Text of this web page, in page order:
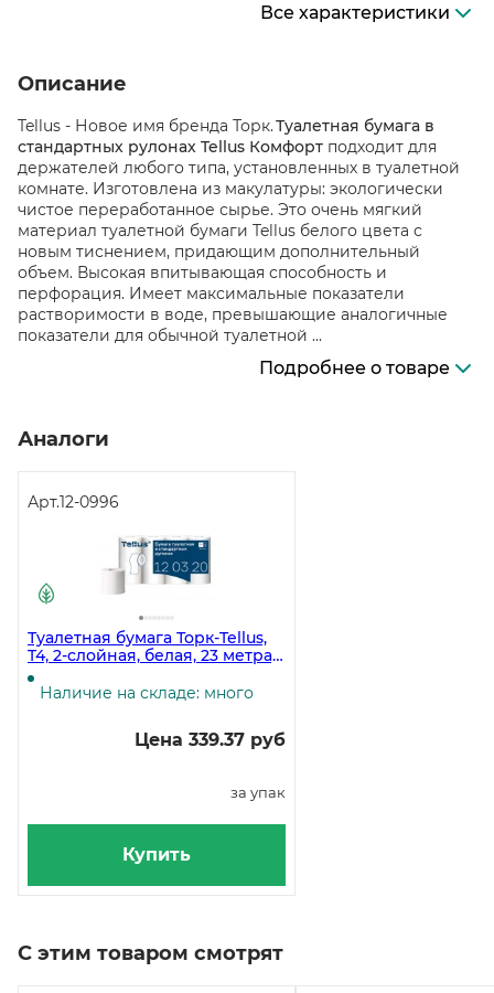
Все характеристики
Описание
Tellus - Новое имя бренда Торк.Туалетная бумага в
стандартных рулонах Tellus Комфорт подходит для
держателей любого типа, установленных в туалетной
комнате. Изготовлена из макулатуры: экологически
чистое переработанное сырье. Это очень мягкий
материал туалетной бумаги Tellus белого цвета с
новым тиснением, придающим дополнительный
объем. Высокая впитывающая способность и
перфорация. Имеет максимальные показатели
растворимости в воде, превышающие аналогичные
показатели для обычной туалетной ...
Подробнее о товаре
Аналоги
Арт.12-0996
Туалетная бумага Торк-Tellus,
T4, 2-слойная, белая, 23 метра,
8 рулонов в упаковке
Наличие на складе: много
Цена 339.37 руб
за упак
Купить
С этим товаром смотрят